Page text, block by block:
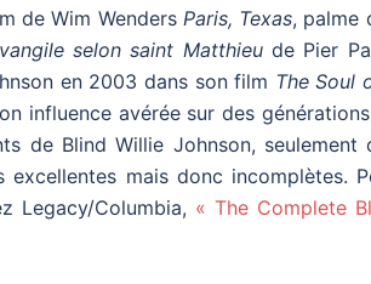
de Wim Wenders Paris, Texas, palme
selon saint Matthieu de Pier
en 2003 dans son film The Soul
influence avérée sur des
de Blind Willie Johnson, seulement
mais donc incomplètes.
Legacy/Columbia, « The Complete